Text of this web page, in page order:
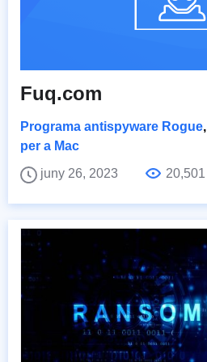
Fuq.com
Programa antispyware Rogue,
per a Mac
juny 26, 2023
20,501